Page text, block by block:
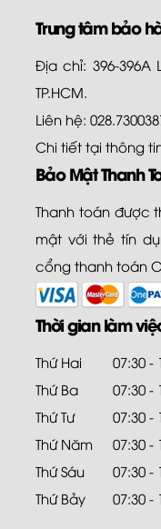
Trung tâm bảo
Địa chỉ: 396-396A
TP.HCM.
Liên hệ:
Chi tiết tại thông
Bảo Mật Thanh
Thanh toán được
mật với thẻ tín
cổng thanh toán
Thời gian làm
Thứ Hai
07:30 -
Thứ Ba
07:30 -
Thứ Tư
07:30 -
Thứ Năm
07:30 -
Thứ Sáu
07:30 -
Thứ Bảy
07:30 -